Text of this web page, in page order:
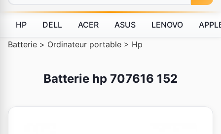
HP DELL ACER ASUS LENOVO
Batterie > Ordinateur portable > Hp
Batterie hp 707616 152